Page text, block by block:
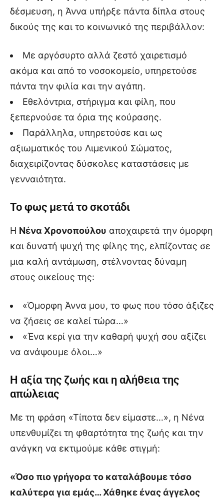
δέσμευση, η Άννα υπήρξε πάντα δίπλα στους
δικούς της και το κοινωνικό της περιβάλλον:
Με αργόσυρτο αλλά ζεστό χαιρετισμό
ακόμα και από το νοσοκομείο, υπηρετούσε
πάντα την φιλία και την αγάπη.
Εθελόντρια, στήριγμα και φίλη, που
ξεπερνούσε τα όρια της κούρασης.
Παράλληλα, υπηρετούσε και ως
αξιωματικός του Λιμενικού Σώματος,
διαχειρίζοντας δύσκολες καταστάσεις με
γενναιότητα.
Το φως μετά το σκοτάδι
Η Νένα Χρονοπούλου αποχαιρετά την όμορφη
και δυνατή ψυχή της φίλης της, ελπίζοντας σε
μια καλή αντάμωση, στέλνοντας δύναμη
στους οικείους της:
«Όμορφη Άννα μου, το φως που τόσο άξιζες
να ζήσεις σε καλεί τώρα…»
«Ένα κερί για την καθαρή ψυχή σου αξίζει
να ανάψουμε όλοι…»
Η αξία της ζωής και η αλήθεια της
απώλειας
Με τη φράση «Τίποτα δεν είμαστε…», η Νένα
υπενθυμίζει τη φθαρτότητα της ζωής και την
ανάγκη να εκτιμούμε κάθε στιγμή:
«Όσο πιο γρήγορα το καταλάβουμε τόσο
καλύτερα για εμάς… Χάθηκε ένας άγγελος